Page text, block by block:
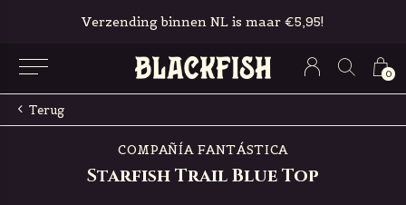
0
Gratis in-store pickup & retour
Terug
COMPAÑÍA FANTÁSTICA
Starfish Trail Blue Top